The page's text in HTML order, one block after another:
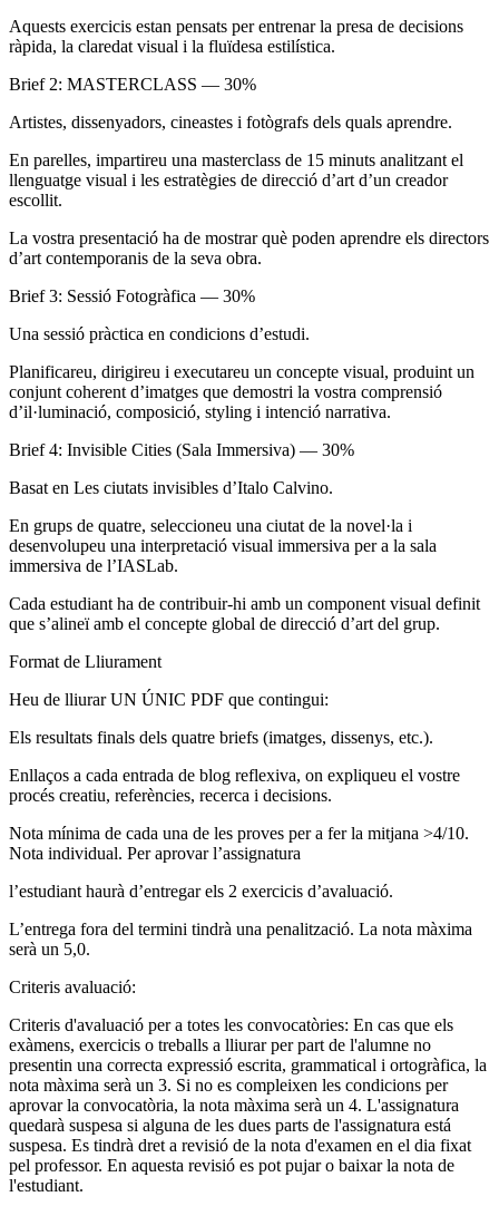
Aquests exercicis estan pensats per entrenar la presa de decisions
ràpida, la claredat visual i la fluïdesa estilística.
Brief 2: MASTERCLASS — 30%
Artistes, dissenyadors, cineastes i fotògrafs dels quals aprendre.
En parelles, impartireu una masterclass de 15 minuts analitzant el
llenguatge visual i les estratègies de direcció d’art d’un creador
escollit.
La vostra presentació ha de mostrar què poden aprendre els directors
d’art contemporanis de la seva obra.
Brief 3: Sessió Fotogràfica — 30%
Una sessió pràctica en condicions d’estudi.
Planificareu, dirigireu i executareu un concepte visual, produint un
conjunt coherent d’imatges que demostri la vostra comprensió
d’il·luminació, composició, styling i intenció narrativa.
Brief 4: Invisible Cities (Sala Immersiva) — 30%
Basat en Les ciutats invisibles d’Italo Calvino.
En grups de quatre, seleccioneu una ciutat de la novel·la i
desenvolupeu una interpretació visual immersiva per a la sala
immersiva de l’IASLab.
Cada estudiant ha de contribuir-hi amb un component visual definit
que s’alineï amb el concepte global de direcció d’art del grup.
Format de Lliurament
Heu de lliurar UN ÚNIC PDF que contingui:
Els resultats finals dels quatre briefs (imatges, dissenys, etc.).
Enllaços a cada entrada de blog reflexiva, on expliqueu el vostre
procés creatiu, referències, recerca i decisions.
Nota mínima de cada una de les proves per a fer la mitjana >4/10.
Nota individual. Per aprovar l’assignatura
l’estudiant haurà d’entregar els 2 exercicis d’avaluació.
L’entrega fora del termini tindrà una penalització. La nota màxima
serà un 5,0.
Criteris avaluació:
Criteris d'avaluació per a totes les convocatòries: En cas que els
exàmens, exercicis o treballs a lliurar per part de l'alumne no
presentin una correcta expressió escrita, grammatical i ortogràfica, la
nota màxima serà un 3. Si no es compleixen les condicions per
aprovar la convocatòria, la nota màxima serà un 4. L'assignatura
quedarà suspesa si alguna de les dues parts de l'assignatura está
suspesa. Es tindrà dret a revisió de la nota d'examen en el dia fixat
pel professor. En aquesta revisió es pot pujar o baixar la nota de
l'estudiant.